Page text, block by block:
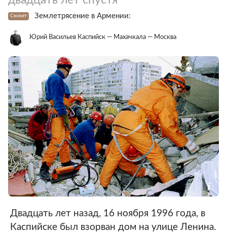
Сюжет Землетрясение в Армении:
Юрий Васильев Каспийск — Махачкала — Москва
Двадцать лет назад, 16 ноября 1996 года, в
Каспийске был взорван дом на улице Ленина.